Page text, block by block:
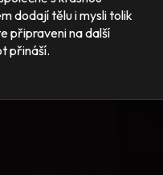
dodají tělu i mysli tolik
připraveni na další
přináší.